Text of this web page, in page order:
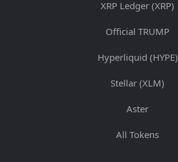
XRP Ledger (XRP)
Official TRUMP
Hyperliquid (HYPE)
Stellar (XLM)
Aster
All Tokens